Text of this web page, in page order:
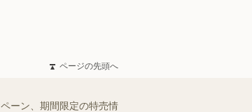
ページの先頭へ
ーン、期間限定の特売情